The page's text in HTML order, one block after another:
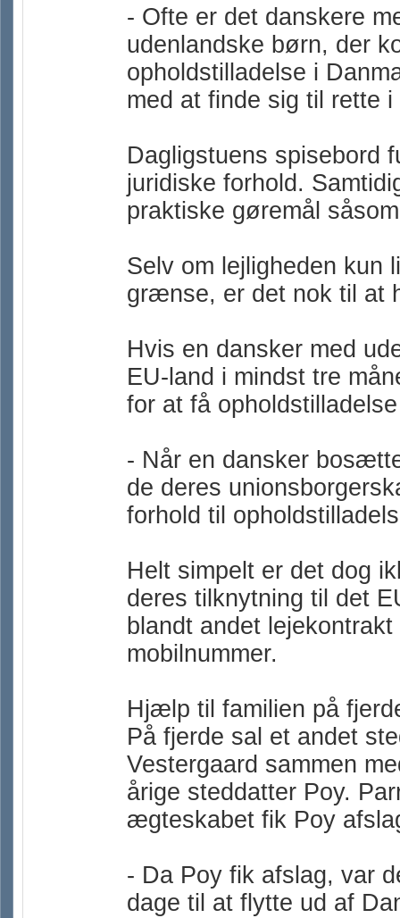
- Ofte er det danskere
udenlandske børn, der
opholdstilladelse i
med at finde sig til rette
Dagligstuens spisebord
juridiske forhold.
praktiske gøremål
Selv om lejligheden kun
grænse, er det nok til at
Hvis en dansker med
EU-land i mindst tre
for at få
- Når en dansker
de deres
forhold til
Helt simpelt er det dog
deres tilknytning til det
blandt andet
mobilnummer.
Hjælp til familien på
På fjerde sal et andet
Vestergaard sammen
årige steddatter Poy.
ægteskabet fik Poy
- Da Poy fik afslag, var
dage til at flytte ud af